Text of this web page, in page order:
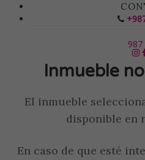
987
Inmueble
El inmueble
disponible en
En caso de que esté